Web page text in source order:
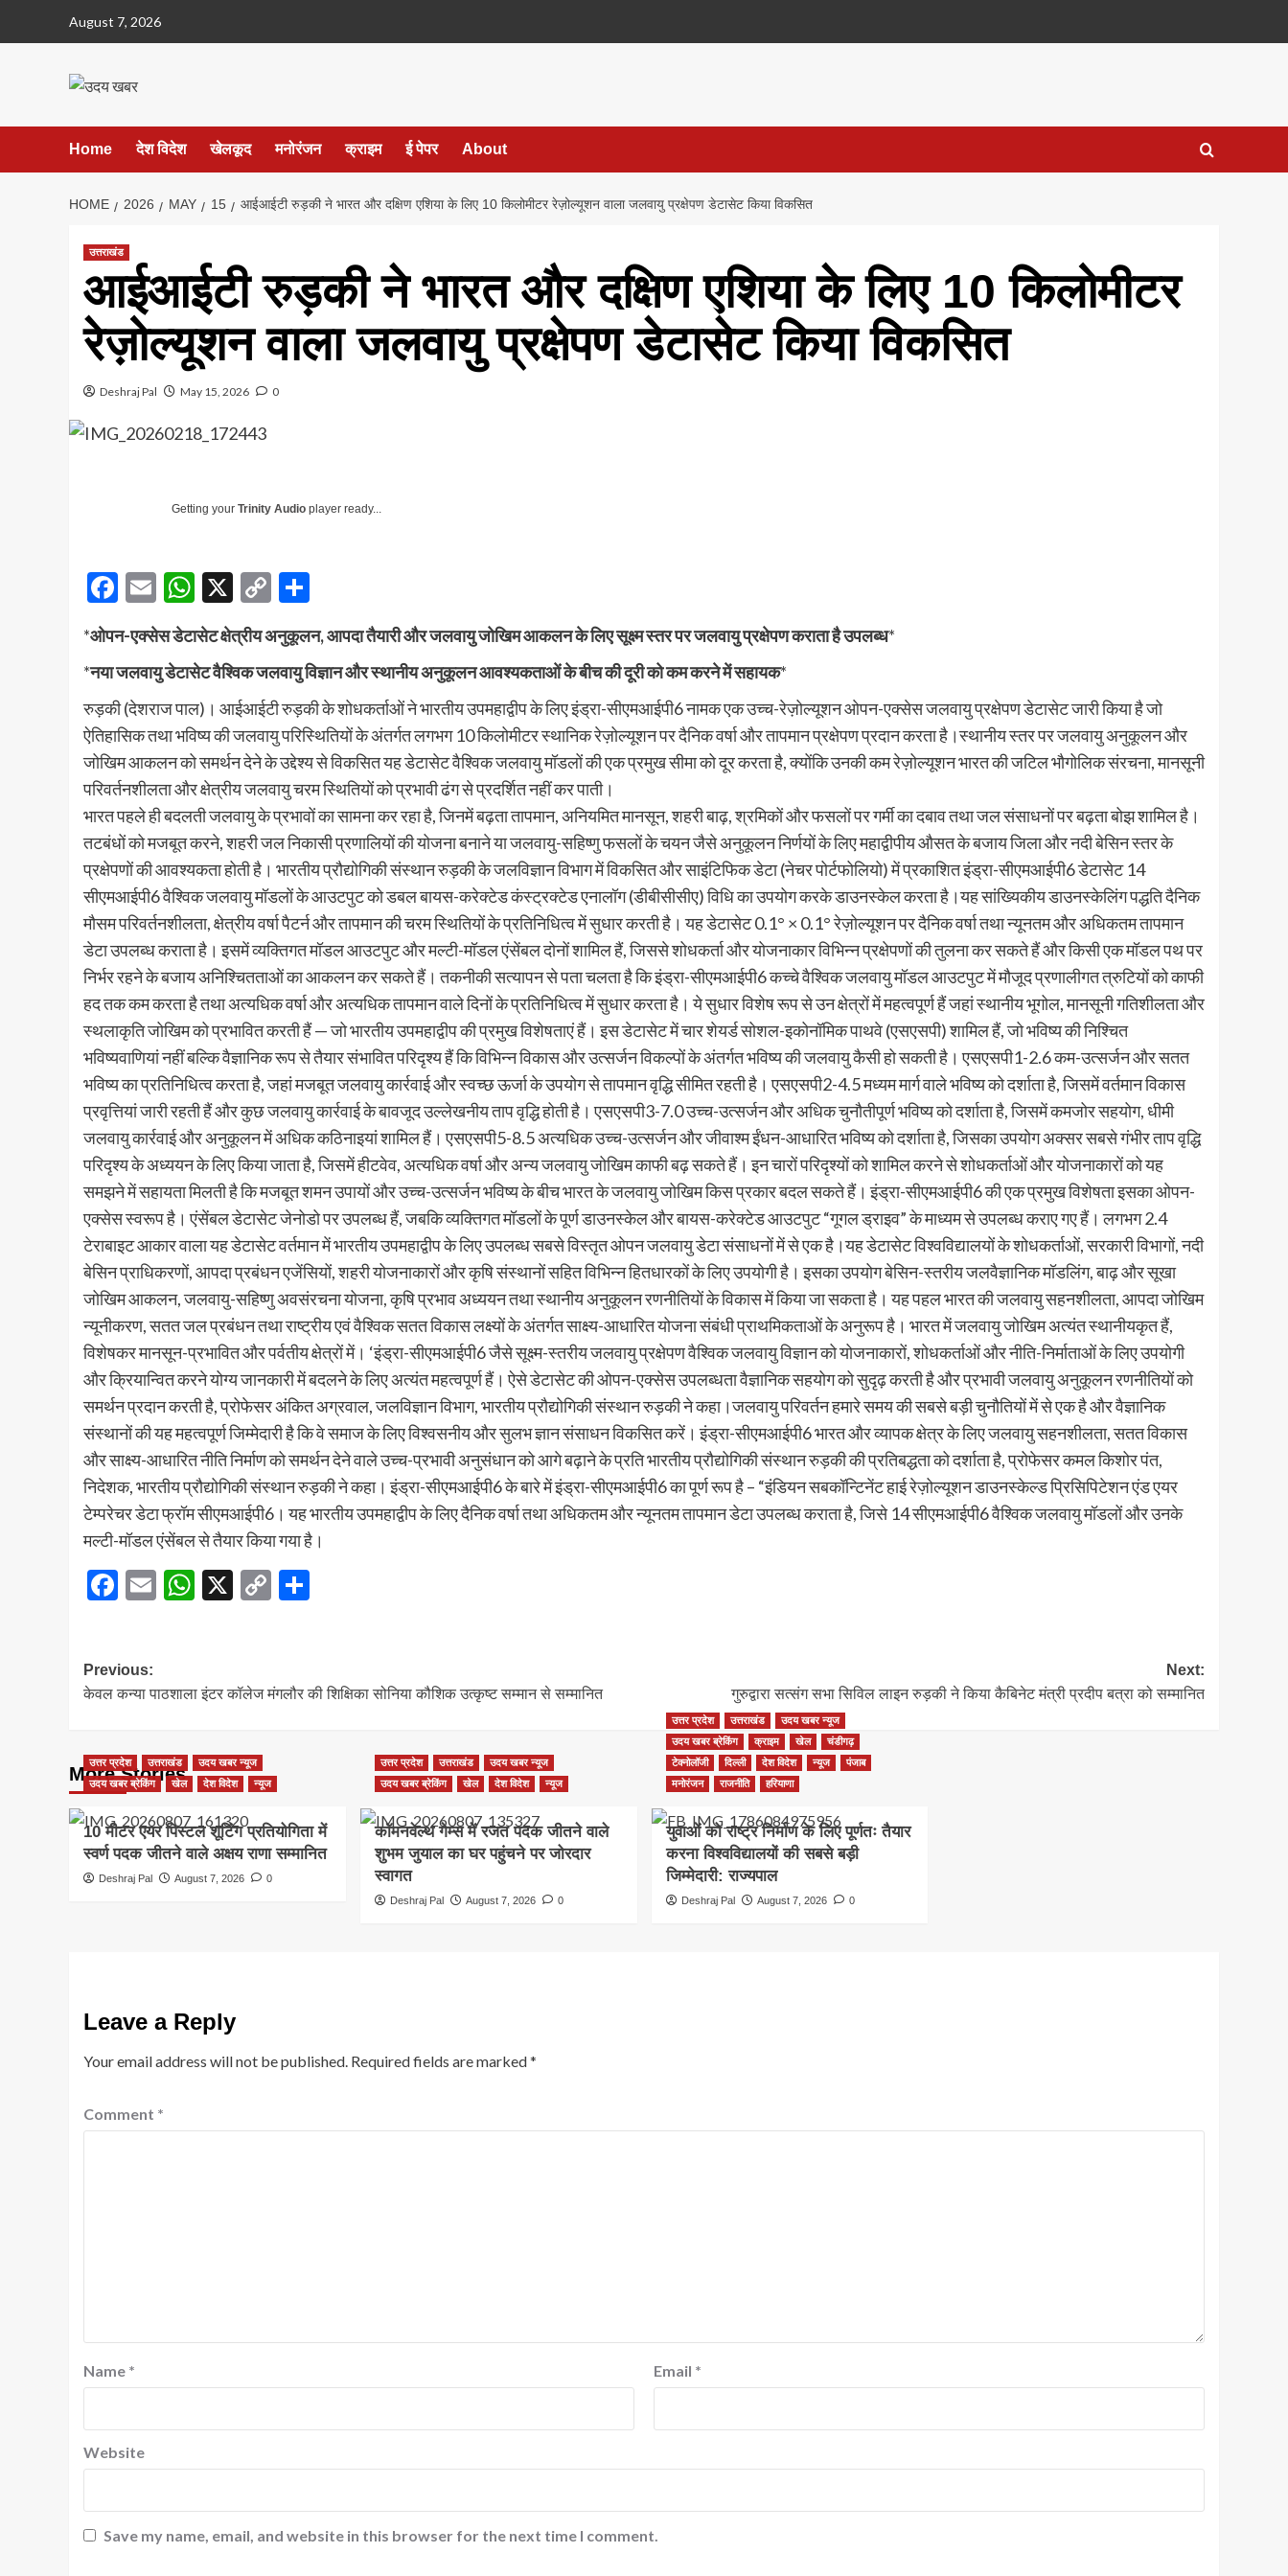
August 7, 2026
Home देश विदेश खेलकूद मनोरंजन क्राइम ई पेपर About
HOME 2026 MAY 15 आईआईटी रुड़की ने भारत और दक्षिण एशिया के लिए 10 किलोमीटर रेज़ोल्यूशन वाला जलवायु प्रक्षेपण डेटासेट किया विकसित
उत्तराखंड
आईआईटी रुड़की ने भारत और दक्षिण एशिया के लिए 10 किलोमीटर
रेज़ोल्यूशन वाला जलवायु प्रक्षेपण डेटासेट किया विकसित
Deshraj Pal May 15, 2026 0
Getting your Trinity Audio player ready...
Facebook
EmailWhatsApp
X
Copy
*ओपन-एक्सेस डेटासेट क्षेत्रीय अनुकूलन, आपदा तैयारी और जलवायु जोखिम आकलन के लिए सूक्ष्म स्तर पर जलवायु प्रक्षेपण कराता है उपलब्ध*
*नया जलवायु डेटासेट वैश्विक जलवायु विज्ञान और स्थानीय अनुकूलन आवश्यकताओं के बीच की दूरी को कम करने में सहायक*
रुड़की (देशराज पाल)। आईआईटी रुड़की के शोधकर्ताओं ने भारतीय उपमहाद्वीप के लिए इंड्रा-सीएमआईपी6 नामक एक उच्च-रेज़ोल्यूशन ओपन-एक्सेस जलवायु प्रक्षेपण डेटासेट जारी किया है जो
ऐतिहासिक तथा भविष्य की जलवायु परिस्थितियों के अंतर्गत लगभग 10 किलोमीटर स्थानिक रेज़ोल्यूशन पर दैनिक वर्षा और तापमान प्रक्षेपण प्रदान करता है।स्थानीय स्तर पर जलवायु अनुकूलन और
जोखिम आकलन को समर्थन देने के उद्देश्य से विकसित यह डेटासेट वैश्विक जलवायु मॉडलों की एक प्रमुख सीमा को दूर करता है, क्योंकि उनकी कम रेज़ोल्यूशन भारत की जटिल भौगोलिक संरचना, मानसूनी
परिवर्तनशीलता और क्षेत्रीय जलवायु चरम स्थितियों को प्रभावी ढंग से प्रदर्शित नहीं कर पाती।
भारत पहले ही बदलती जलवायु के प्रभावों का सामना कर रहा है, जिनमें बढ़ता तापमान, अनियमित मानसून, शहरी बाढ़, श्रमिकों और फसलों पर गर्मी का दबाव तथा जल संसाधनों पर बढ़ता बोझ शामिल है।
तटबंधों को मजबूत करने, शहरी जल निकासी प्रणालियों की योजना बनाने या जलवायु-सहिष्णु फसलों के चयन जैसे अनुकूलन निर्णयों के लिए महाद्वीपीय औसत के बजाय जिला और नदी बेसिन स्तर के
प्रक्षेपणों की आवश्यकता होती है। भारतीय प्रौद्योगिकी संस्थान रुड़की के जलविज्ञान विभाग में विकसित और साइंटिफिक डेटा (नेचर पोर्टफोलियो) में प्रकाशित इंड्रा-सीएमआईपी6 डेटासेट 14
सीएमआईपी6 वैश्विक जलवायु मॉडलों के आउटपुट को डबल बायस-करेक्टेड कंस्ट्रक्टेड एनालॉग (डीबीसीसीए) विधि का उपयोग करके डाउनस्केल करता है।यह सांख्यिकीय डाउनस्केलिंग पद्धति दैनिक
मौसम परिवर्तनशीलता, क्षेत्रीय वर्षा पैटर्न और तापमान की चरम स्थितियों के प्रतिनिधित्व में सुधार करती है। यह डेटासेट 0.1° × 0.1° रेज़ोल्यूशन पर दैनिक वर्षा तथा न्यूनतम और अधिकतम तापमान
डेटा उपलब्ध कराता है। इसमें व्यक्तिगत मॉडल आउटपुट और मल्टी-मॉडल एंसेंबल दोनों शामिल हैं, जिससे शोधकर्ता और योजनाकार विभिन्न प्रक्षेपणों की तुलना कर सकते हैं और किसी एक मॉडल पथ पर
निर्भर रहने के बजाय अनिश्चितताओं का आकलन कर सकते हैं। तकनीकी सत्यापन से पता चलता है कि इंड्रा-सीएमआईपी6 कच्चे वैश्विक जलवायु मॉडल आउटपुट में मौजूद प्रणालीगत त्रुटियों को काफी
हद तक कम करता है तथा अत्यधिक वर्षा और अत्यधिक तापमान वाले दिनों के प्रतिनिधित्व में सुधार करता है। ये सुधार विशेष रूप से उन क्षेत्रों में महत्वपूर्ण हैं जहां स्थानीय भूगोल, मानसूनी गतिशीलता और
स्थलाकृति जोखिम को प्रभावित करती हैं — जो भारतीय उपमहाद्वीप की प्रमुख विशेषताएं हैं। इस डेटासेट में चार शेयर्ड सोशल-इकोनॉमिक पाथवे (एसएसपी) शामिल हैं, जो भविष्य की निश्चित
भविष्यवाणियां नहीं बल्कि वैज्ञानिक रूप से तैयार संभावित परिदृश्य हैं कि विभिन्न विकास और उत्सर्जन विकल्पों के अंतर्गत भविष्य की जलवायु कैसी हो सकती है। एसएसपी1-2.6 कम-उत्सर्जन और सतत
भविष्य का प्रतिनिधित्व करता है, जहां मजबूत जलवायु कार्रवाई और स्वच्छ ऊर्जा के उपयोग से तापमान वृद्धि सीमित रहती है। एसएसपी2-4.5 मध्यम मार्ग वाले भविष्य को दर्शाता है, जिसमें वर्तमान विकास
प्रवृत्तियां जारी रहती हैं और कुछ जलवायु कार्रवाई के बावजूद उल्लेखनीय ताप वृद्धि होती है। एसएसपी3-7.0 उच्च-उत्सर्जन और अधिक चुनौतीपूर्ण भविष्य को दर्शाता है, जिसमें कमजोर सहयोग, धीमी
जलवायु कार्रवाई और अनुकूलन में अधिक कठिनाइयां शामिल हैं। एसएसपी5-8.5 अत्यधिक उच्च-उत्सर्जन और जीवाश्म ईंधन-आधारित भविष्य को दर्शाता है, जिसका उपयोग अक्सर सबसे गंभीर ताप वृद्धि
परिदृश्य के अध्ययन के लिए किया जाता है, जिसमें हीटवेव, अत्यधिक वर्षा और अन्य जलवायु जोखिम काफी बढ़ सकते हैं। इन चारों परिदृश्यों को शामिल करने से शोधकर्ताओं और योजनाकारों को यह
समझने में सहायता मिलती है कि मजबूत शमन उपायों और उच्च-उत्सर्जन भविष्य के बीच भारत के जलवायु जोखिम किस प्रकार बदल सकते हैं। इंड्रा-सीएमआईपी6 की एक प्रमुख विशेषता इसका ओपन-
एक्सेस स्वरूप है। एंसेंबल डेटासेट जेनोडो पर उपलब्ध हैं, जबकि व्यक्तिगत मॉडलों के पूर्ण डाउनस्केल और बायस-करेक्टेड आउटपुट “गूगल ड्राइव” के माध्यम से उपलब्ध कराए गए हैं। लगभग 2.4
टेराबाइट आकार वाला यह डेटासेट वर्तमान में भारतीय उपमहाद्वीप के लिए उपलब्ध सबसे विस्तृत ओपन जलवायु डेटा संसाधनों में से एक है।यह डेटासेट विश्वविद्यालयों के शोधकर्ताओं, सरकारी विभागों, नदी
बेसिन प्राधिकरणों, आपदा प्रबंधन एजेंसियों, शहरी योजनाकारों और कृषि संस्थानों सहित विभिन्न हितधारकों के लिए उपयोगी है। इसका उपयोग बेसिन-स्तरीय जलवैज्ञानिक मॉडलिंग, बाढ़ और सूखा
जोखिम आकलन, जलवायु-सहिष्णु अवसंरचना योजना, कृषि प्रभाव अध्ययन तथा स्थानीय अनुकूलन रणनीतियों के विकास में किया जा सकता है। यह पहल भारत की जलवायु सहनशीलता, आपदा जोखिम
न्यूनीकरण, सतत जल प्रबंधन तथा राष्ट्रीय एवं वैश्विक सतत विकास लक्ष्यों के अंतर्गत साक्ष्य-आधारित योजना संबंधी प्राथमिकताओं के अनुरूप है। भारत में जलवायु जोखिम अत्यंत स्थानीयकृत हैं,
विशेषकर मानसून-प्रभावित और पर्वतीय क्षेत्रों में। ‘इंड्रा-सीएमआईपी6 जैसे सूक्ष्म-स्तरीय जलवायु प्रक्षेपण वैश्विक जलवायु विज्ञान को योजनाकारों, शोधकर्ताओं और नीति-निर्माताओं के लिए उपयोगी
और क्रियान्वित करने योग्य जानकारी में बदलने के लिए अत्यंत महत्वपूर्ण हैं। ऐसे डेटासेट की ओपन-एक्सेस उपलब्धता वैज्ञानिक सहयोग को सुदृढ़ करती है और प्रभावी जलवायु अनुकूलन रणनीतियों को
समर्थन प्रदान करती है, प्रोफेसर अंकित अग्रवाल, जलविज्ञान विभाग, भारतीय प्रौद्योगिकी संस्थान रुड़की ने कहा।जलवायु परिवर्तन हमारे समय की सबसे बड़ी चुनौतियों में से एक है और वैज्ञानिक
संस्थानों की यह महत्वपूर्ण जिम्मेदारी है कि वे समाज के लिए विश्वसनीय और सुलभ ज्ञान संसाधन विकसित करें। इंड्रा-सीएमआईपी6 भारत और व्यापक क्षेत्र के लिए जलवायु सहनशीलता, सतत विकास
और साक्ष्य-आधारित नीति निर्माण को समर्थन देने वाले उच्च-प्रभावी अनुसंधान को आगे बढ़ाने के प्रति भारतीय प्रौद्योगिकी संस्थान रुड़की की प्रतिबद्धता को दर्शाता है, प्रोफेसर कमल किशोर पंत,
निदेशक, भारतीय प्रौद्योगिकी संस्थान रुड़की ने कहा। इंड्रा-सीएमआईपी6 के बारे में इंड्रा-सीएमआईपी6 का पूर्ण रूप है – “इंडियन सबकॉन्टिनेंट हाई रेज़ोल्यूशन डाउनस्केल्ड प्रिसिपिटेशन एंड एयर
टेम्परेचर डेटा फ्रॉम सीएमआईपी6। यह भारतीय उपमहाद्वीप के लिए दैनिक वर्षा तथा अधिकतम और न्यूनतम तापमान डेटा उपलब्ध कराता है, जिसे 14 सीएमआईपी6 वैश्विक जलवायु मॉडलों और उनके
मल्टी-मॉडल एंसेंबल से तैयार किया गया है।
Facebook
EmailWhatsApp
X
Copy
Post
navigation
Previous:
केवल कन्या पाठशाला इंटर कॉलेज मंगलौर की शिक्षिका सोनिया कौशिक उत्कृष्ट सम्मान से सम्मानित
Next:
गुरुद्वारा सत्संग सभा सिविल लाइन रुड़की ने किया कैबिनेट मंत्री प्रदीप बत्रा को सम्मानित
More Stories
उत्तर प्रदेश उत्तराखंड
उदय खबर न्यूज
उदय खबर ब्रेकिंग
खेल देश विदेश न्यूज
10 मीटर एयर पिस्टल शूटिंग प्रतियोगिता में
स्वर्ण पदक जीतने वाले अक्षय राणा सम्मानित
Deshraj Pal August 7, 2026 0
उत्तर प्रदेश उत्तराखंड
उदय खबर न्यूज
उदय खबर ब्रेकिंग
खेल देश विदेश न्यूज
कॉमनवेल्थ गेम्स में रजत पदक जीतने वाले
शुभम जुयाल का घर पहुंचने पर जोरदार
स्वागत
Deshraj Pal August 7, 2026 0
उत्तर प्रदेश उत्तराखंड
उदय खबर न्यूज
उदय खबर ब्रेकिंग
क्राइम खेल
चंडीगढ़
टेक्नोलॉजी
दिल्ली देश विदेश न्यूज
पंजाब
मनोरंजन
राजनीति हरियाणा
युवाओं को राष्ट्र निर्माण के लिए पूर्णतः तैयार
करना विश्वविद्यालयों की सबसे बड़ी
जिम्मेदारी: राज्यपाल
Deshraj Pal August 7, 2026 0
Leave a Reply
Your email address will not be published. Required fields are marked*
Comment *
Name * Email *
Website
Save my name, email, and website in this browser for the next time I comment.